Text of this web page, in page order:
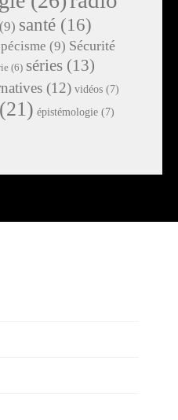
(9) santé (16)
(9) Sécurité
(6) séries (13)
(12) vidéos (7)
(21) épistémologie (7)